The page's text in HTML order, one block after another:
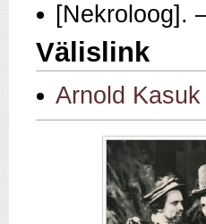
[Nekroloog].
Välislink
Arnold